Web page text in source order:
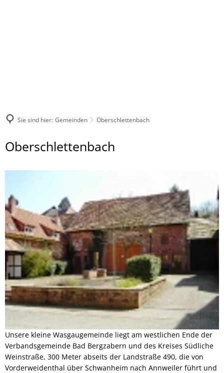
Sie sind hier: Gemeinden Oberschlettenbach
Oberschlettenbach
Oberschlettenbach
Unsere kleine Wasgaugemeinde liegt am westlichen Ende der
Verbandsgemeinde Bad Bergzabern und des Kreises Südliche
Weinstraße, 300 Meter abseits der Landstraße 490, die von
Vorderweidenthal über Schwanheim nach Annweiler führt und